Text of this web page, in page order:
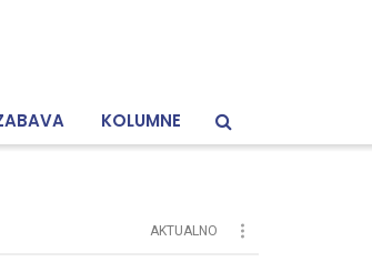
KOLUMNE
AKTUALNO